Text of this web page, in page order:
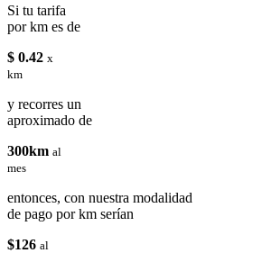
Si tu tarifa
por km es de
$ 0.42 x
km
y recorres un
aproximado de
300km al
mes
entonces, con nuestra modalidad
de pago por km serían
$126 al